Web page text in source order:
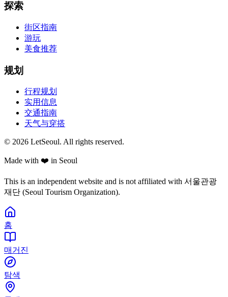
探索
街区指南
游玩
美食推荐
规划
行程规划
实用信息
交通指南
天气与穿搭
© 2026 LetSeoul. All rights reserved.
Made with ❤️ in Seoul
This is an independent website and is not affiliated with 서울관광
재단 (Seoul Tourism Organization).
홈
매거진
탐색